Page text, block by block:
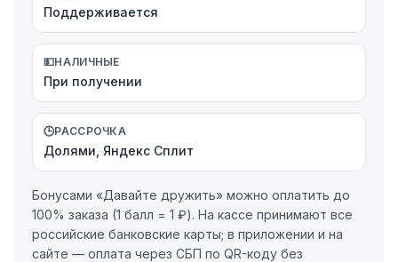
Поддерживается
💵НАЛИЧНЫЕ
При получении
🕒РАССРОЧКА
Долями, Яндекс Сплит
Бонусами «Давайте дружить» можно оплатить до
100% заказа (1 балл = 1 ₽). На кассе принимают все
российские банковские карты; в приложении и на
сайте — оплата через СБП по QR-коду без